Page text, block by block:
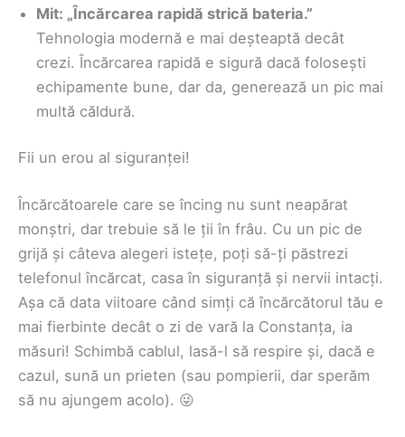
Mit: „Încărcarea rapidă strică bateria.”
Tehnologia modernă e mai deșteaptă decât
crezi. Încărcarea rapidă e sigură dacă folosești
echipamente bune, dar da, generează un pic mai
multă căldură.
Fii un erou al siguranței!
Încărcătoarele care se încing nu sunt neapărat
monștri, dar trebuie să le ții în frâu. Cu un pic de
grijă și câteva alegeri istețe, poți să-ți păstrezi
telefonul încărcat, casa în siguranță și nervii intacți.
Așa că data viitoare când simți că încărcătorul tău e
mai fierbinte decât o zi de vară la Constanța, ia
măsuri! Schimbă cablul, lasă-l să respire și, dacă e
cazul, sună un prieten (sau pompierii, dar sperăm
să nu ajungem acolo). 😜